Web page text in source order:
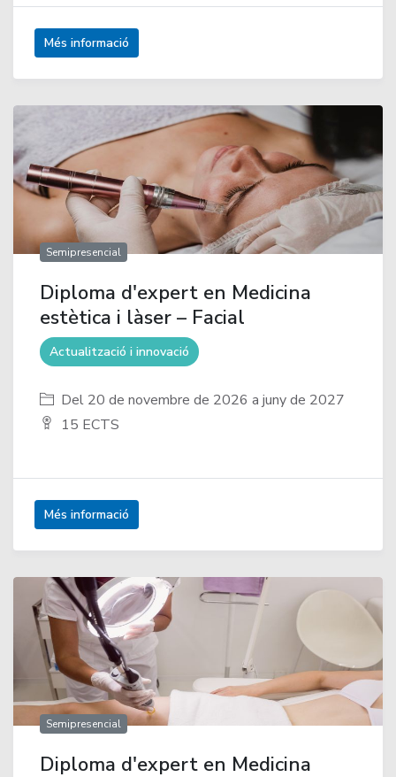
Més informació
Semipresencial
Diploma d'expert en Medicina
estètica i làser – Facial
Actualització i innovació
Del 20 de novembre de 2026 a juny de 2027
15 ECTS
Més informació
Semipresencial
Diploma d'expert en Medicina